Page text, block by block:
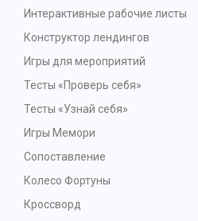
Интерактивные рабочие листы
Конструктор лендингов
Игры для мероприятий
Тесты «Проверь себя»
Тесты «Узнай себя»
Игры Мемори
Сопоставление
Колесо Фортуны
Кроссворд